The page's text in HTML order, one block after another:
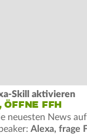
Skill aktivieren
ÖFFNE FFH
neuesten News
Alexa, frage